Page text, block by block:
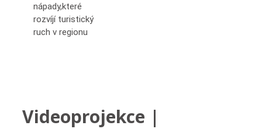
nápady,které
rozvíjí turistický
ruch v regionu
Videoprojekce |